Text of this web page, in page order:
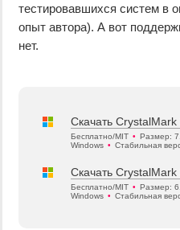
тестировавшихся систем в
опыт автора). А вот
нет.
Скачать
Бесплатно/MIT • Размер:
Windows • Стабильная
Скачать
Бесплатно/MIT • Размер:
Windows • Стабильная